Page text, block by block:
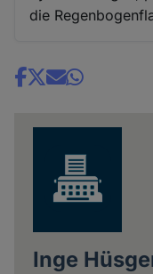
die
Share
Inge